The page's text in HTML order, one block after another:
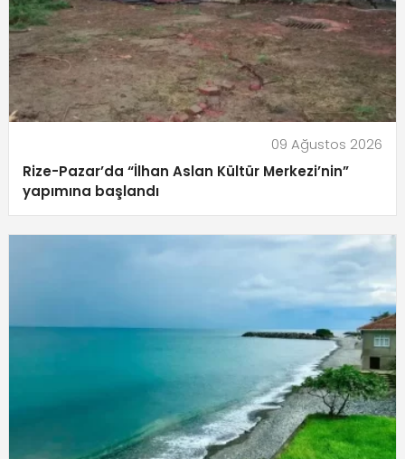
09 Ağustos 2026
Rize-Pazar’da “İlhan Aslan Kültür Merkezi’nin”
yapımına başlandı